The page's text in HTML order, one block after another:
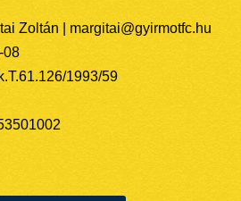
Zoltán | margitai@gyirmotfc.hu
08
1993/59